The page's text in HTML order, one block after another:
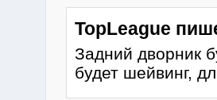
TopLeague
Задний дворник
будет шейвинг,